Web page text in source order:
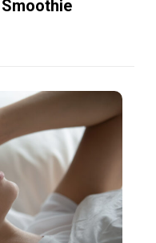
Smoothie